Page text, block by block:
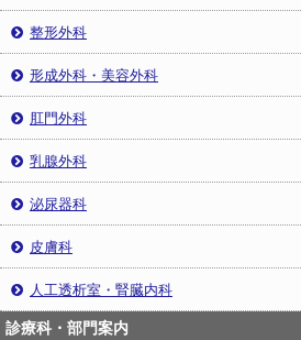
整形外科
形成外科・美容外科
肛門外科
乳腺外科
泌尿器科
皮膚科
人工透析室・腎臓内科
診療科・部門案内